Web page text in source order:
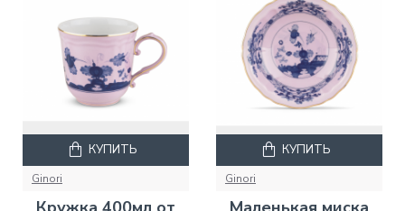
Ginori
КУПИТЬ
Ginori
КУПИТЬ